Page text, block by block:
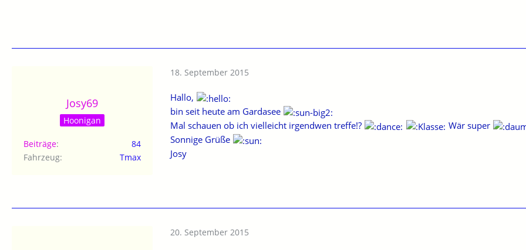
Josy69
Hoonigan
Beiträge
84
Fahrzeug
Tmax
18. September 2015
Hallo,
bin seit heute am Gardasee
Mal schauen ob ich vielleicht irgendwen treffe!?
Wär super
Sonnige Grüße
Josy
20. September 2015